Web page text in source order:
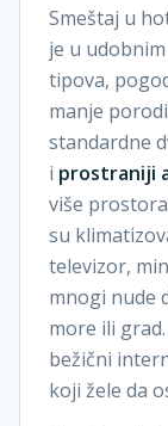
Smeštaj u
je u
tipova,
manje
standardne
i prostraniji
više
su
televizor,
mnogi nude
more ili
bežični
koji žele da